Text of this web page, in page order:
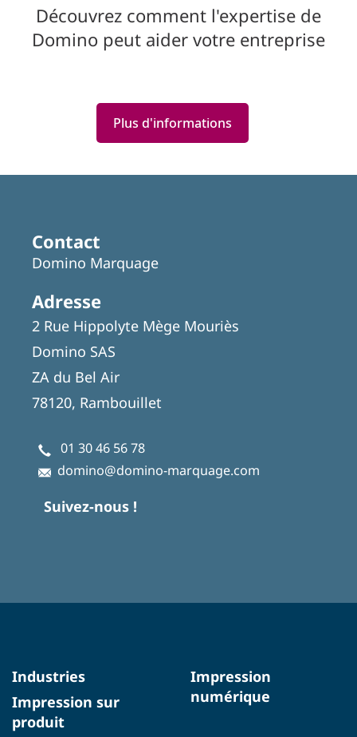
Découvrez comment l'expertise de
Domino peut aider votre entreprise
Plus d'informations
Contact
Domino Marquage
Adresse
2 Rue Hippolyte Mège Mouriès
Domino SAS
ZA du Bel Air
78120, Rambouillet
01 30 46 56 78
domino@domino-marquage.com
Suivez-nous !
Industries
Impression sur
produit
Impression
numérique